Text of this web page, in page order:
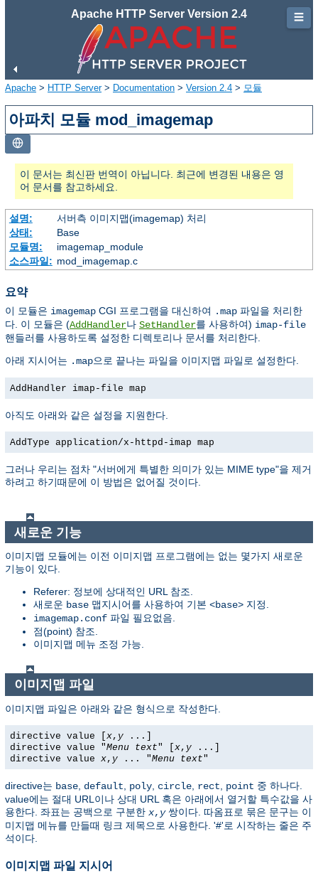
Apache HTTP Server Version 2.4
Apache > HTTP Server> Documentation > Version 2.4 > 모듈
아파치 모듈 mod_imagemap
이 문서는 최신판 번역이 아닙니다. 최근에 변경된 내용은 영
어 문서를 참고하세요.
설명:
서버측 이미지맵(imagemap) 처리
상태:
Base
모듈명:
imagemap_module
소스파일: mod_imagemap.c
요약
이 모듈은 imagemap CGI 프로그램을 대신하여 .map 파일을 처리한
다. 이 모듈은 (AddHandler나 SetHandler를 사용하여) imap-file
핸들러를 사용하도록 설정한 디렉토리나 문서를 처리한다.
아래 지시어는 .map으로 끝나는 파일을 이미지맵 파일로 설정한다.
AddHandler imap-file map
아직도 아래와 같은 설정을 지원한다.
AddType application/x-httpd-imap map
그러나 우리는 점차 "서버에게 특별한 의미가 있는 MIME type"을 제거
하려고 하기때문에 이 방법은 없어질 것이다.
새로운 기능
이미지맵 모듈에는 이전 이미지맵 프로그램에는 없는 몇가지 새로운
기능이 있다.
Referer: 정보에 상대적인 URL 참조.
새로운 base 맵지시어를 사용하여 기본 <base> 지정.
imagemap.conf 파일 필요없음.
점(point) 참조.
이미지맵 메뉴 조정 가능.
이미지맵 파일
이미지맵 파일은 아래와 같은 형식으로 작성한다.
directive value [x, y ...]
directive value "Menu text" [x, y ...]
directive value x, y ... "Menu text"
directive는 base default poly circle rect point 중 하나다.
value에는 절대 URL이나 상대 URL 혹은 아래에서 열거할 특수값을 사
용한다. 좌표는 공백으로 구분한 x, y쌍이다. 따옴표로 묶은 문구는 이
미지맵 메뉴를 만들때 링크 제목으로 사용한다. '#'로 시작하는 줄은 주
석이다.
이미지맵 파일 지시어
☰